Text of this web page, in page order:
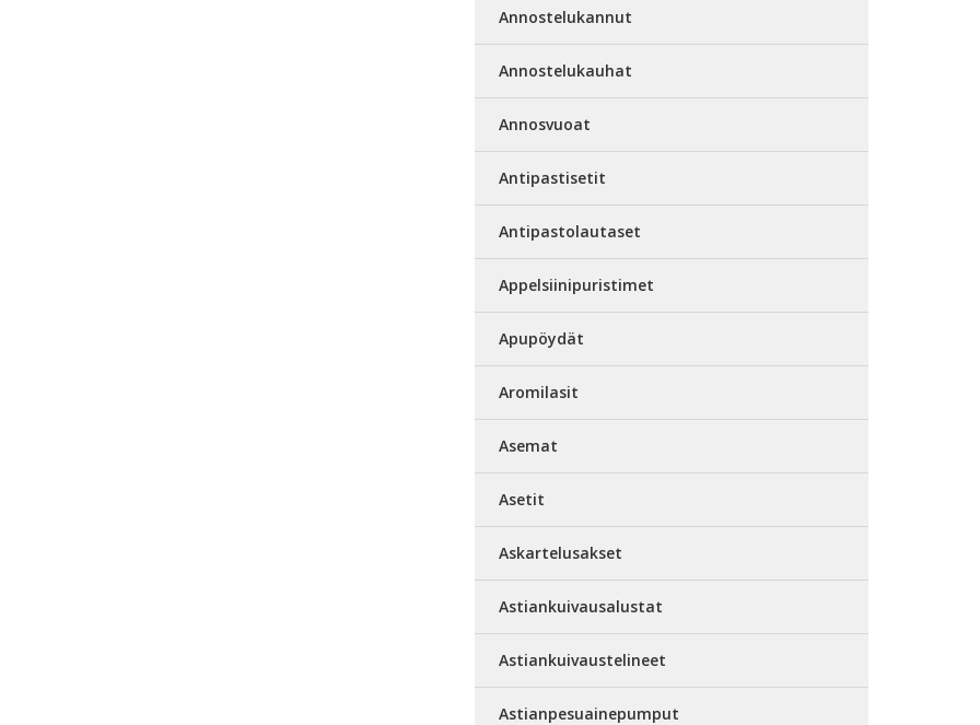
Annostelukannut
Annostelukauhat
Annosvuoat
Antipastisetit
Antipastolautaset
Appelsiinipuristimet
Apupöydät
Aromilasit
Asemat
Asetit
Askartelusakset
Astiankuivausalustat
Astiankuivaustelineet
Astianpesuainepumput